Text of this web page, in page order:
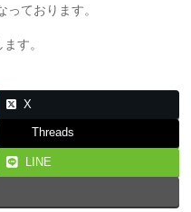
っております。
す。
X
Threads
LINE